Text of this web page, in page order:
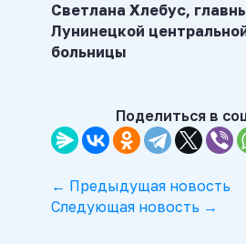
Светлана Хлебус,
Лунинецкой
больницы
Поделиться в
← Предыдущая новость
Следующая новость →